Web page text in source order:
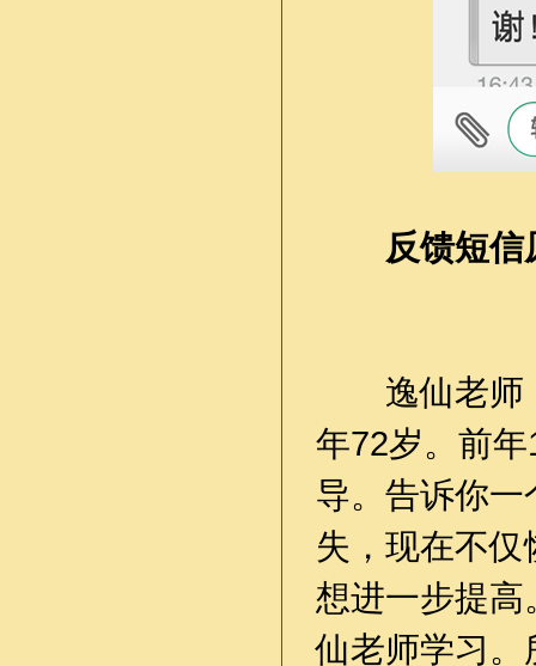
反馈短信
逸仙老师，
年72岁。前
导。告诉你
失，现在不
想进️一步提高
仙老师学习。